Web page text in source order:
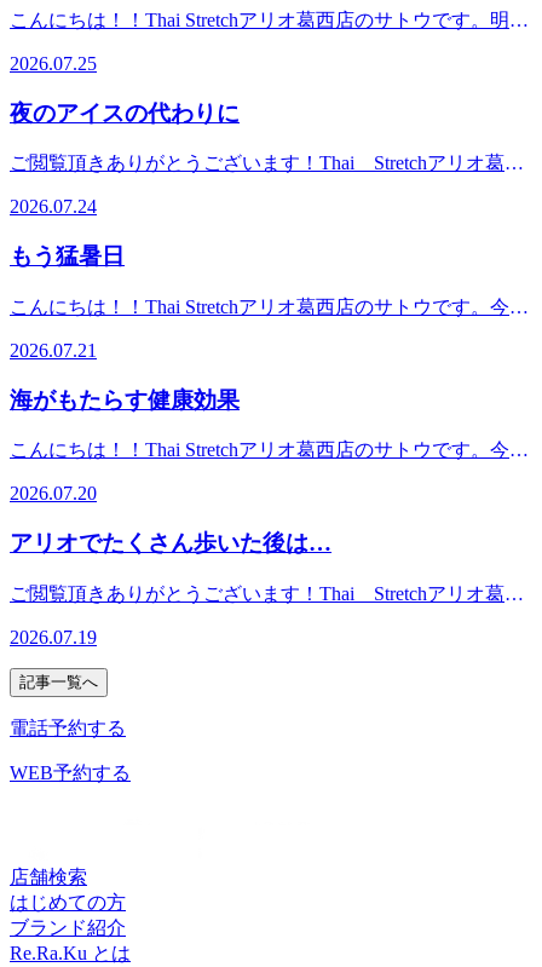
じっくりほぐし、快適な身体づくりをサポートいたします
驚きの気持ち良さ！タイ古式ストレッチ！じっくりほぐし
葛西店＜営業時間＞10：00～21：00（最終受付19：50）＜住
＞03-6808-5366（混雑時は留守番電話になる場合がございま
https://mitsuraku.jp/pm/online/index/t7y0n1
です。スタッフ一同、心よりご来店お待ちしております！驚
ゆっくり伸ばす、全身ストレッチ！Thai Stretchアリオ葛西
店＜営業時間＞10：00～21：00（最終受付19：50）＜住所＞
東京都江戸川区東葛西9-3-3 アリオ葛西2F
ドの上で行なってから動き出すようにしています。（スッキ
り入れてみて下さいね♪ スタッフ一同、心よりご来店お待
チ！ じっくりほぐして、ゆっくり伸ばす、全身ストレッ
00（最終受付19：50） ＜住所＞ 東京都江戸川区東葛西9-3-
はお試し リラク系タイ古式60分コースです！17：30～ご案
内可能です！お電話ですとより詳細なお時間のご相談ができ
ので留守番電話にメッセージを残して頂けると幸いです。ス
タッフ一同、心よりご来店お待ちしております！驚きの気持
ち良さ！タイ古式ストレッチ！じっくりほぐして、ゆっくり
時間＞10：00～21：00（最終受付19：50）＜住所＞東京都江
こんにちは！！Thai Stretchアリオ葛西店のサトウです。明日
る土用の期間中に、十二支の丑にあたる日のことです。丑の
日には 「う」 のつく食べ物で無病息災を祈願するものだと
言われています。私は一足早く昨日うなぎを食べました！う
発にし、体を温める効果が期待できます。毎日暑いですが栄
養をしっかり摂って、暑い夏を乗り切りましょう！7月25日
分コースです！12：00～、14：30～、17：00～ご案内可能で
す！お電話ですとより詳細なお時間のご相談ができます！施
術中ですと、すぐに対応が難しい場合がございますので留守
同、心よりご来店お待ちしております！驚きの気持ち良さ！
全身ストレッチ！Thai Stretchアリオ葛西店＜営業時間＞
東葛西9-3-3 アリオ葛西2F
2026.07.25
夜のアイスの代わりに
ご閲覧頂きありがとうございます！Thai Stretchアリオ葛西
13：40～、7/28（火） なし7/29（水） なし
7/30（木） 12：50～、16：00～、16：40～7/31（金）
10：10～、12：00～、 14：00～8/1（土） 12：00～、
います！最新の予約状況は当店アプリかネット予約にてご確
認が可能です。クーポン等も掲載しておりますので是非ご参
で、ご案内出来ない可能性もございます。あらかじめご了承
くださいま
せ。.*☆。・.*☆。・.*☆。・.*☆。・.*☆。・.*☆。・.*☆。
一日中暑い日が続くとついつい冷たいものが食べたくなりま
つも『アイス』になっている人も多いのではないでしょう
使われているものが多く、それが夏バテや体調不良の原因と
らすデメリット ①寝る前は脂肪が最も溜まりやすい とくに
夜の22時～深夜2時は、身体に脂肪を溜め込むタンパク質
【BMAL1】（ビーマルワン）の分泌が活性化する時間帯で
す。同じカロリーを摂ったとしても、日中に比べて圧倒的に
なる 寝る前に砂糖を多く摂ると血糖値が急上昇し、寝てい
因になる 消化しきれなかった糖質は、体内のタンパク質と
結びつき、お肌のハリを低下させます。また、冷たいものは
内臓を冷やして血行不良を起こし、翌朝のむくみにつながり
ます。 夕食後のデザートで気を付けたいポイント 夕食後に
2026.07.24
もう猛暑日
こんにちは！！Thai Stretchアリオ葛西店のサトウです。今日
る水分や塩分不足と室内外の急激な気温差による自律神経の
乱れが主な原因。のどが渇く前に麦茶やスポーツドリンクを
こまめに飲んだり、シャワーだけで済ませず、ぬるめのお湯
やうなぎなどのビタミンB1、梅干しなどのクエン酸を意識
的に摂るのもオススメです！7月21日(火)のおすすめコース
～、14：10～、15：00～ご案内可能です！お電話ですとより
詳細なお時間のご相談ができます！施術中ですと、すぐに対
応が難しい場合がございますので留守番電話にメッセージを
ちしております！驚きの気持ち良さ！タイ古式ストレッチ！
Thai Stretchアリオ葛西店＜営業時間＞10：00～21：00（最
オ葛西2F
2026.07.21
海がもたらす健康効果
こんにちは！！Thai Stretchアリオ葛西店のサトウです。今日
うです。波の音や雄大な景色は脳のストレスホルモンを減ら
し、リラックス効果を生み出します。さらに、海水に含まれ
る豊富なミネラルが肌を整え、日光を浴びることで睡眠ホル
夏のお出かけに近場の海で癒し効果を感じてみてください
ね！7月20日(月)のおすすめコースは新規予約NO.1 リラク
系タイ古式90分コースです！15：30～、19：30～ご案内可能
です！お電話ですとより詳細なお時間のご相談ができます！
施術中ですと、すぐに対応が難しい場合がございますので留
守番電話にメッセージを残して頂けると幸いです。スタッフ
さ！タイ古式ストレッチ！じっくりほぐして、ゆっくり伸ば
2026.07.20
アリオでたくさん歩いた後は…
ご閲覧頂きありがとうございます！Thai Stretchアリオ葛西
す！.*☆。・.*☆。・.*☆。・.*☆。・.*☆。・.*☆。・.*☆。
こんにちは!ご覧いただきありがとうございます。当店リラ
ク式タイストレッチでは、タイ式で腰脚まわりをアプローチ
のうえ、首肩まわりのお疲れや上半身の重だるさに合わせ
くさん歩いた後は、脚だけでなく首肩や頭まわりまで疲れを
い物の合間や帰る前の休憩に、夏限定の爽快感をぜひどう
ぞ。リフレッシュ後、またお買い物やご帰宅までスッキリし
てください★おすすめの香りはさっぱりスッキリするブルー
ミングリモーネの香りで
2026.07.19
記事一覧へ
電話予約する
WEB予約する
店舗検索
はじめての方
ブランド紹介
Re.Ra.Ku とは